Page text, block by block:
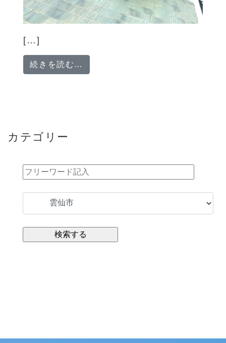
[…]
続きを読む…
カテゴリー